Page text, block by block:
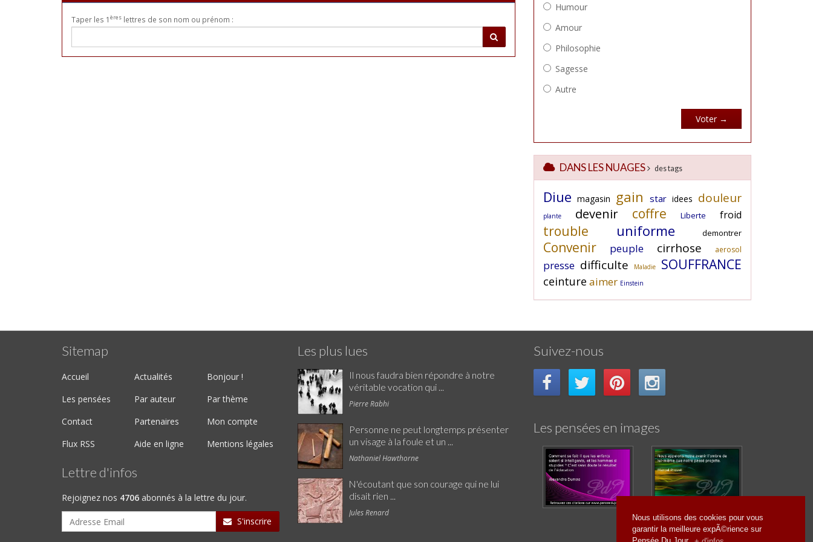
Nous utilisons des cookies pour vous
garantir la meilleure expÃ©rience sur
Taper les 1 ères lettres de son nom ou prénom :
DANS LES NUAGES des tags
Diue magasin gain star idees douleur
plante devenir coffre Liberte froid
trouble uniforme demontrer
Convenir peuple cirrhose aerosol
presse difficulte Maladie SOUFFRANCE
ceinture aimer Einstein
Sitemap
Accueil Actualités
Bonjour !
Les pensées
Par auteur
Par thème
Contact
Partenaires
Mon compte
Flux RSS
Aide en ligne Mentions légales
Lettre d'infos
Rejoignez nos 4706 abonnés à la lettre du jour.
S'inscrire
Les plus lues
Il nous faudra bien répondre à notre
véritable vocation qui ...
Pierre Rabhi
Personne ne peut longtemps présenter
un visage à la foule et un ...
Nathaniel Hawthorne
N'écoutant que son courage qui ne lui
disait rien ...
Jules Renard
Suivez-nous
Les pensées en images